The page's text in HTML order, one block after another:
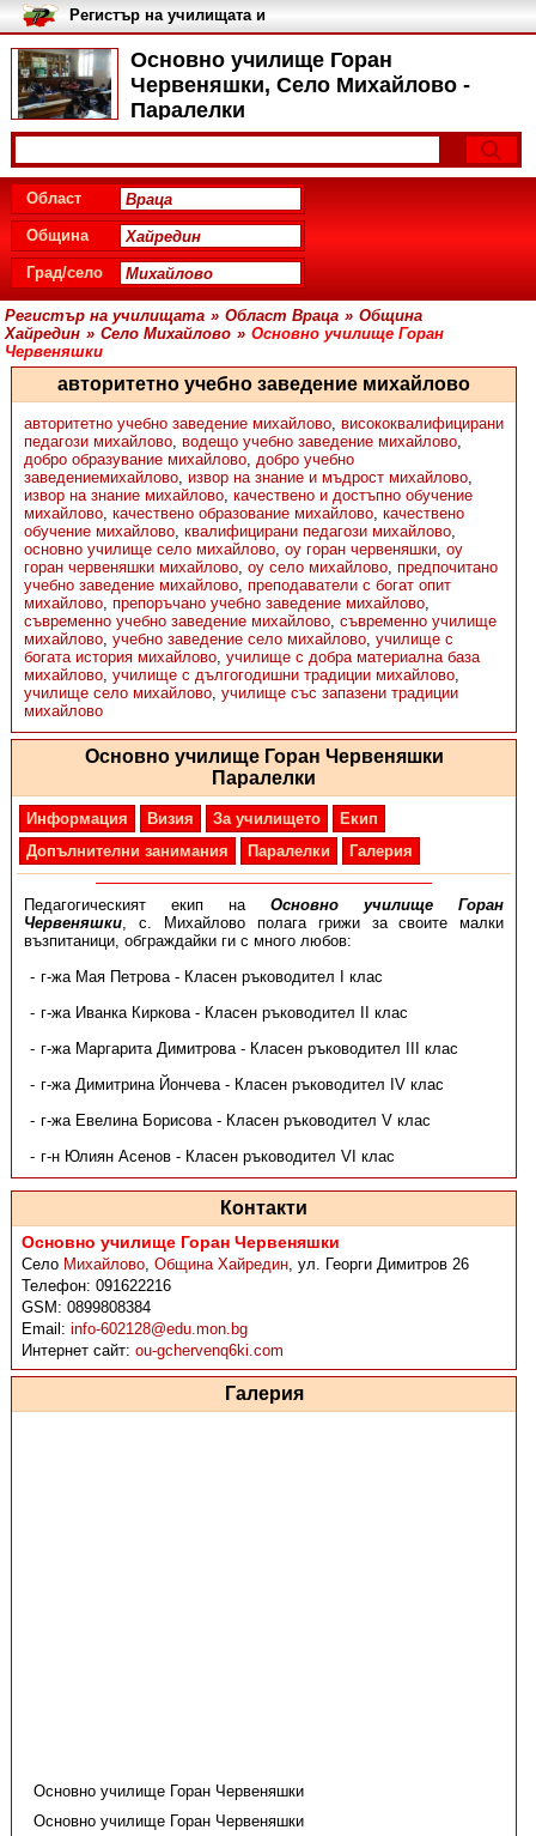
Основно училище Горан
Червеняшки, Село Михайлово -
Паралелки
Регистър на училищата и
университетите в България
Област
Община
Град/село
Регистър на училищата » Област Враца » Община
Хайредин » Село Михайлово » Основно училище Горан
Червеняшки
авторитетно учебно заведение михайлово
авторитетно учебно заведение михайлово, висококвалифицирани
педагози михайлово, водещо учебно заведение михайлово,
добро образувание михайлово, добро учебно
заведениемихайлово, извор на знание и мъдрост михайлово,
извор на знание михайлово, качествено и достъпно обучение
михайлово, качествено образование михайлово, качествено
обучение михайлово, квалифицирани педагози михайлово,
основно училище село михайлово, оу горан червеняшки, оу
горан червеняшки михайлово, оу село михайлово, предпочитано
учебно заведение михайлово, преподаватели с богат опит
михайлово, препоръчано учебно заведение михайлово,
съвременно учебно заведение михайлово, съвременно училище
михайлово, учебно заведение село михайлово, училище с
богата история михайлово, училище с добра материална база
михайлово, училище с дългогодишни традиции михайлово,
училище село михайлово, училище със запазени традиции
михайлово
Основно училище Горан Червеняшки
Паралелки
Информация Визия За училището
Екип
Допълнителни занимания
Паралелки Галерия
Педагогическият екип наОсновно училище Горан
Червеняшки, с. Михайлово полага грижи за своите малки
възпитаници, обграждайки ги с много любов:
г-жа Мая Петрова - Класен ръководител I клас
г-жа Иванка Киркова - Класен ръководител II клас
г-жа Маргарита Димитрова - Класен ръководител III клас
г-жа Димитрина Йончева - Класен ръководител IV клас
г-жа Евелина Борисова - Класен ръководител V клас
г-н Юлиян Асенов - Класен ръководител VI клас
Контакти
Основно училище Горан Червеняшки
Село Михайлово,Община Хайредин,ул. Георги Димитров 26
Телефон:091622216
GSM:0899808384
Email:info-602128@edu.mon.bg
Интернет сайт:ou-gchervenq6ki.com
Галерия
Основно училище Горан Червеняшки
Основно училище Горан Червеняшки